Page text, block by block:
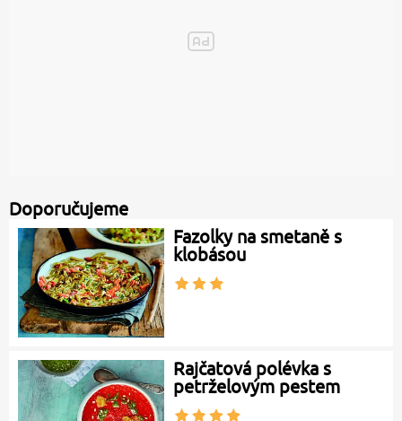
Doporučujeme
Fazolky na smetaně s
klobásou
Rajčatová polévka s
petrželovým pestem